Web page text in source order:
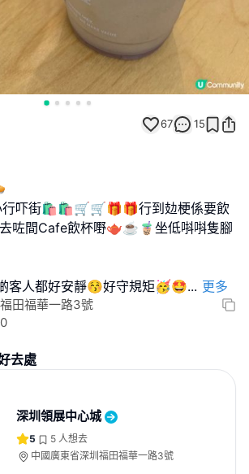
67 15
行吓街🛍️🛍️🛒🛒🎁🎁行到攰梗係要飲
咗間Cafe飲杯嘢🫖☕️🧋坐低唞唞隻腳
客人都好安靜😚好守規矩🥳🤩... 更多
田福華一路3號
去處
深圳領展中心城
5 5 人想去
中國廣東省深圳福田福華一路3號